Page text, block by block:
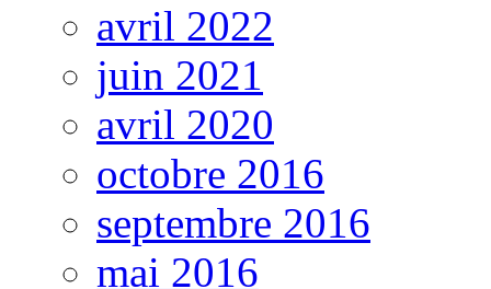
avril 2022
juin 2021
avril 2020
octobre 2016
septembre 2016
mai 2016